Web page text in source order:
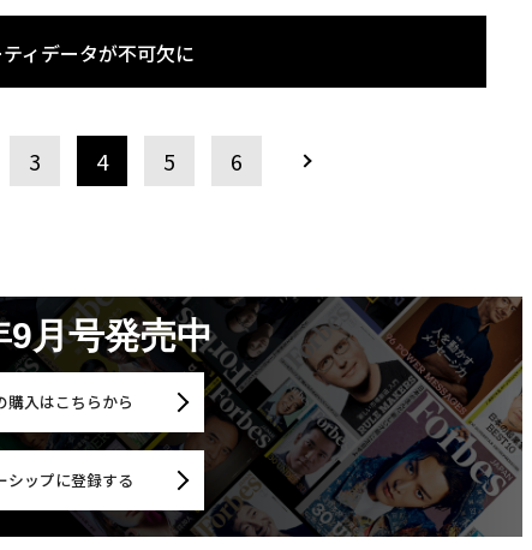
ィデータが不可欠に
3 4 5 6
9月号発売中
購入はこちらから
シップに登録する